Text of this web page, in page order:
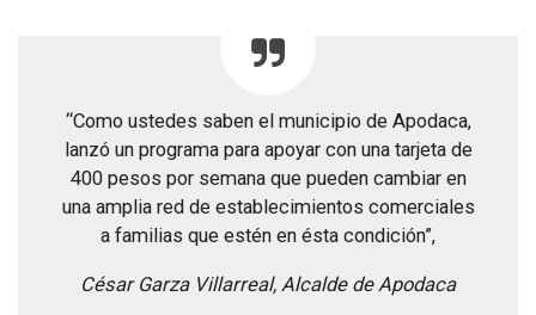
“Como ustedes saben el municipio de Apodaca,
lanzó un programa para apoyar con una tarjeta de
400 pesos por semana que pueden cambiar en
una amplia red de establecimientos comerciales
a familias que estén en ésta condición”,
César Garza Villarreal, Alcalde de Apodaca